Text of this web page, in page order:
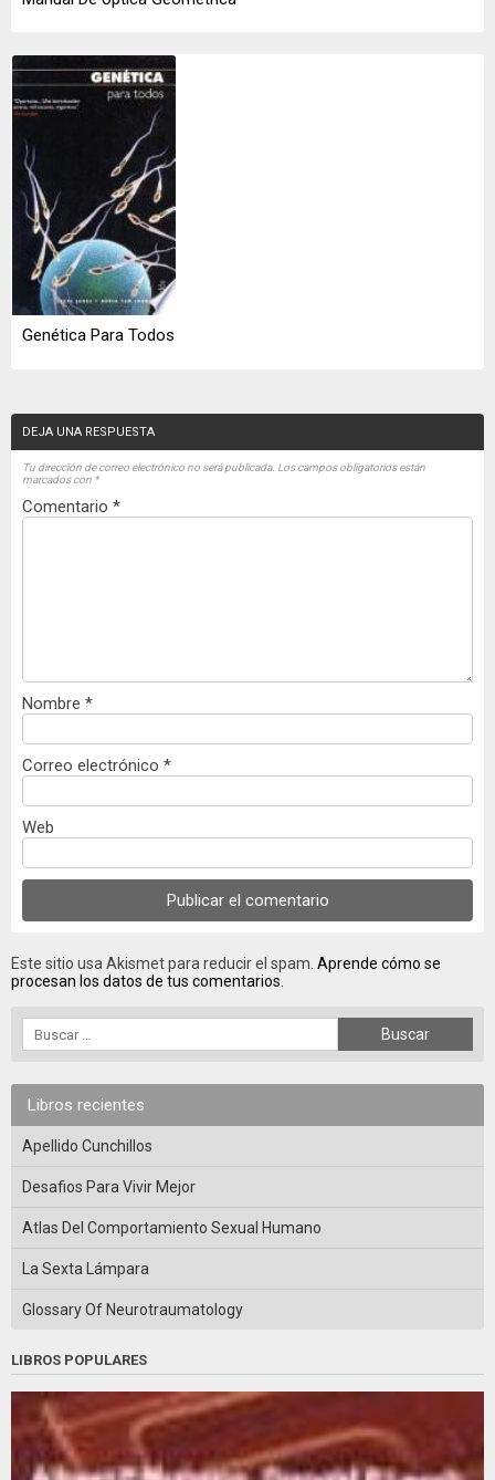
Genética Para Todos
DEJA UNA RESPUESTA
Tu dirección de correo electrónico no será publicada. Los campos obligatorios están
marcados con *
Comentario *
Nombre *
Correo electrónico *
Web
Este sitio usa Akismet para reducir el spam. Aprende cómo se
procesan los datos de tus comentarios.
Libros recientes
Apellido Cunchillos
Desafios Para Vivir Mejor
Atlas Del Comportamiento Sexual Humano
La Sexta Lámpara
Glossary Of Neurotraumatology
LIBROS POPULARES